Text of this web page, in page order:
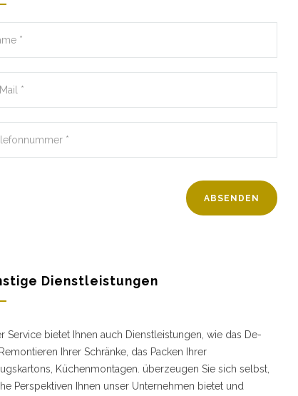
Dienstleistungen
Service bietet Ihnen auch Dienstleistungen, wie das De-
Ihrer Schränke, das Packen Ihrer
Küchenmontagen. überzeugen Sie sich selbst,
Perspektiven Ihnen unser Unternehmen bietet und